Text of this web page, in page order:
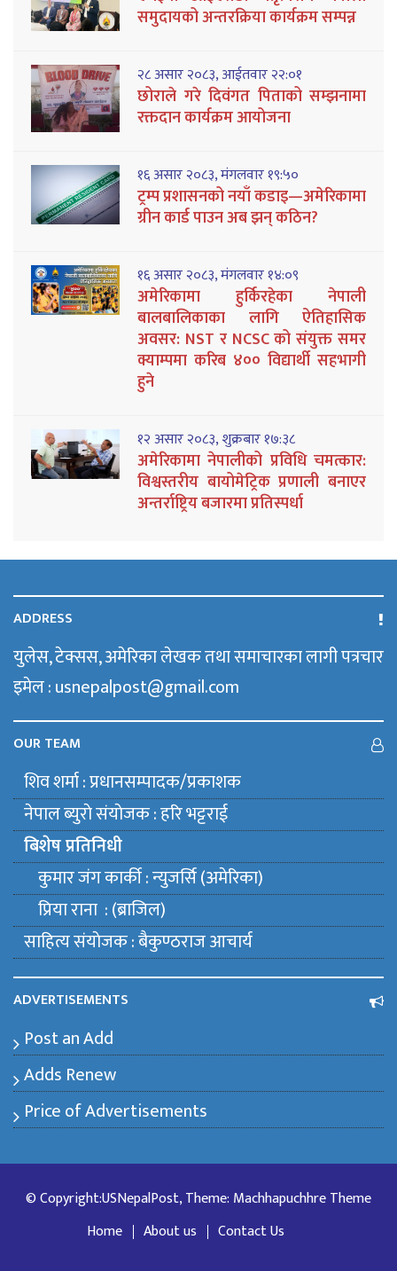
समुदायको अन्तरक्रिया कार्यक्रम सम्पन्न
२८ असार २०८३, आईतवार २२:०१
छोराले गरे दिवंगत पिताको सम्झनामा
रक्तदान कार्यक्रम आयोजना
१६ असार २०८३, मंगलवार १९:५०
ट्रम्प प्रशासनको नयाँ कडाइ—अमेरिकामा
ग्रीन कार्ड पाउन अब झन् कठिन?
१६ असार २०८३, मंगलवार १४:०९
अमेरिकामा हुर्किरहेका नेपाली
बालबालिकाका लागि ऐतिहासिक
अवसर: NST र NCSC को संयुक्त समर
क्याम्पमा करिब ४०० विद्यार्थी सहभागी
हुने
१२ असार २०८३, शुक्रबार १७:३८
अमेरिकामा नेपालीको प्रविधि चमत्कार:
विश्वस्तरीय बायोमेट्रिक प्रणाली बनाएर
अन्तर्राष्ट्रिय बजारमा प्रतिस्पर्धा
ADDRESS
युलेस, टेक्सस, अमेरिका लेखक तथा समाचारका लागी पत्रचार
इमेल : usnepalpost@gmail.com
OUR TEAM
शिव शर्मा : प्रधानसम्पादक/प्रकाशक
नेपाल ब्युराे संयाेजक : हरि भट्टराई
बिशेष प्रतिनिधी
कुमार जंग कार्की : न्युजर्सि (अमेरिका)
प्रिया राना : (ब्राजिल)
साहित्य संयाेजक : बैकुण्ठराज आचार्य
ADVERTISEMENTS
Post an Add
Adds Renew
Price of Advertisements
© Copyright:USNepalPost, Theme: Machhapuchhre Theme
Home
About us Contact Us